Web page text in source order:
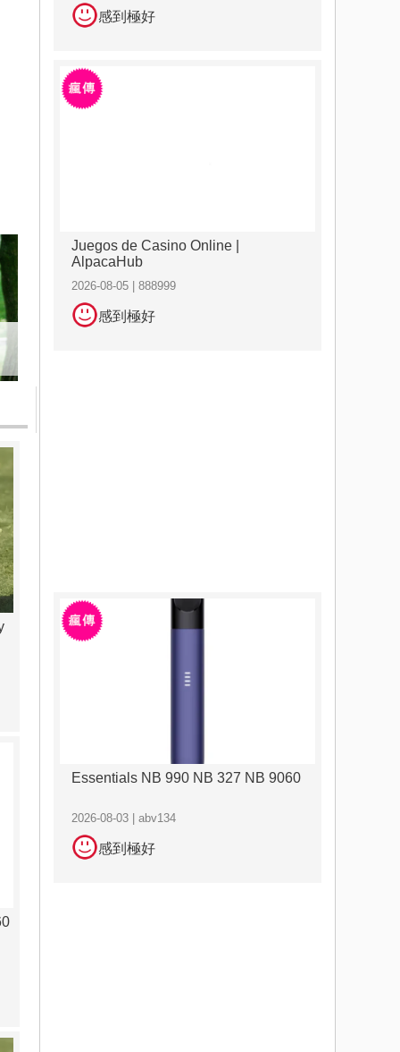
感到極好
Juegos de Casino Online |
AlpacaHub
2026-08-05 | 888999
感到極好
Essentials NB 990 NB 327 NB 9060
2026-08-03 | abv134
感到極好